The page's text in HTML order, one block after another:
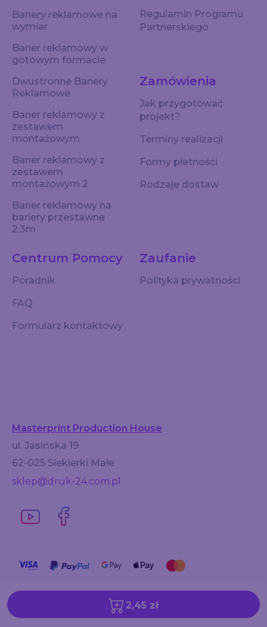
2,45 zł
Banery reklamowe na
wymiar
Baner reklamowy w
gotowym formacie
Dwustronne Banery
Reklamowe
Baner reklamowy z
zestawem
montażowym
Baner reklamowy z
zestawem
montażowym 2
Baner reklamowy na
bariery przestawne
2,3m
Regulamin Programu
Partnerskiego
Centrum Pomocy
Poradnik
FAQ
Formularz kontaktowy
Zaufanie
Polityka prywatności
Zamówienia
Jak przygotować
projekt?
Terminy realizacji
Formy płatności
Rodzaje dostaw
Masterprint Production House
ul. Jasińska 19
62-025 Siekierki Małe
sklep@druk-24.com.pl